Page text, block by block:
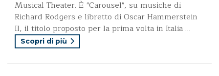
Musical Theater. È "Carousel", su musiche di
Richard Rodgers e libretto di Oscar Hammerstein
II, il titolo proposto per la prima volta in Italia …
Scopri di più